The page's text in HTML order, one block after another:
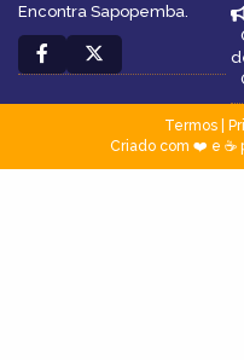
Encontra Sapopemba.
Termos|
Criado com ❤️ e ☕